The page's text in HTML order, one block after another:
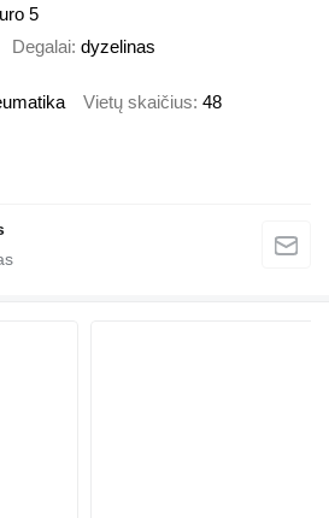
5
Degalai dyzelinas
Vietų skaičius 48